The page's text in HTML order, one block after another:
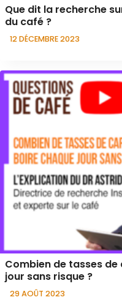
Que dit la recherche
du café ?
12 DÉCEMBRE 2023
Combien de tasses
jour sans risque ?
29 AOÛT 2023